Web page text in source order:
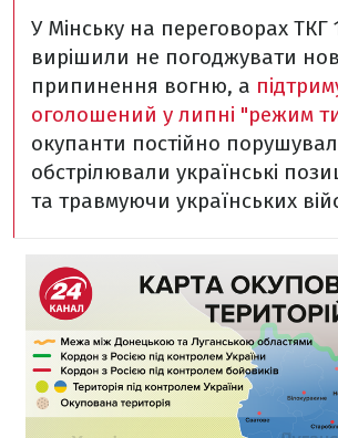
У Мінську на переговорах ТКГ
вирішили не погоджувати
припинення вогню, а п
оголошений у липні "режим
окупанти постійно
обстрілювали українські
та травмуючи українських